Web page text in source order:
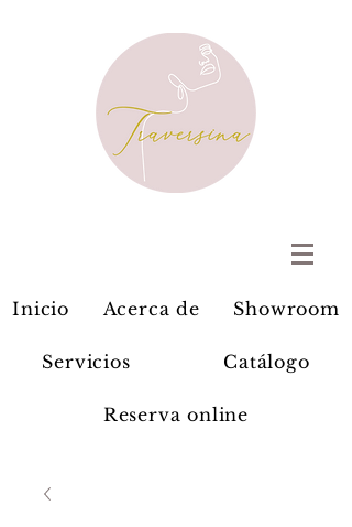
Inicio Acerca de Showroom
Servicios Catálogo
Reserva online